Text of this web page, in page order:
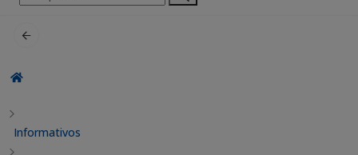
por:
Informativos